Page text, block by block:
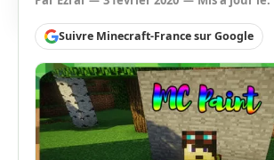
Suivre Minecraft-France sur Google